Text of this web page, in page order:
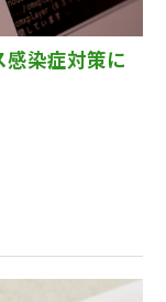
感染症対策に